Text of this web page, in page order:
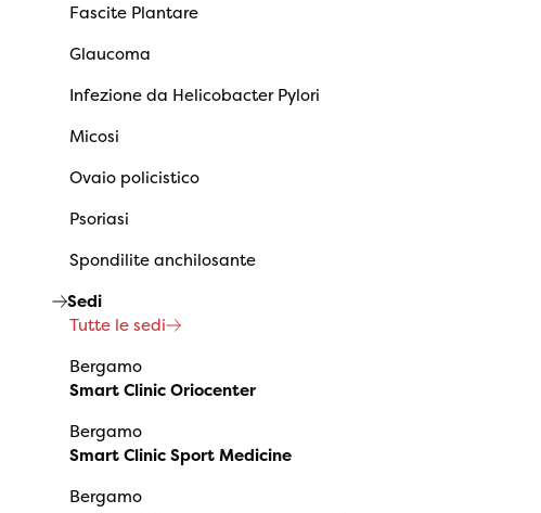
Fascite Plantare
Glaucoma
Infezione da Helicobacter Pylori
Micosi
Ovaio policistico
Psoriasi
Spondilite anchilosante
Sedi
Tutte le sedi
Bergamo
Smart Clinic Oriocenter
Bergamo
Smart Clinic Sport Medicine
Bergamo